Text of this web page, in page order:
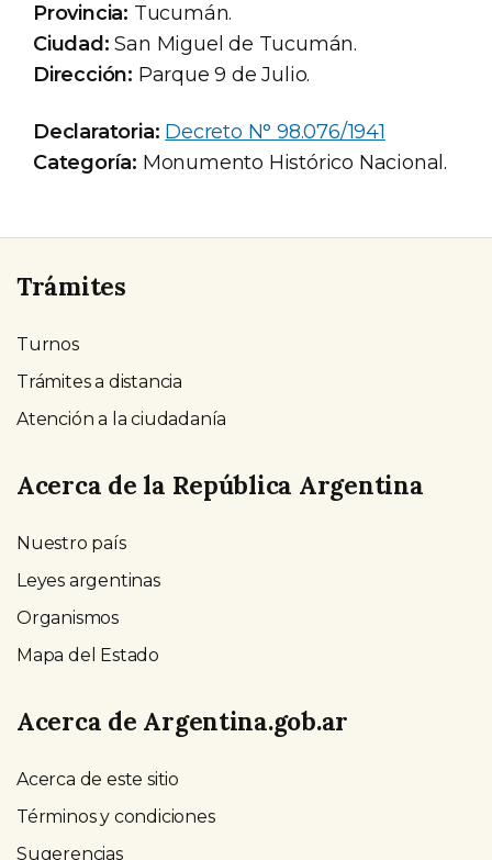
Provincia: Tucumán.
Ciudad: San Miguel de Tucumán.
Dirección: Parque 9 de Julio.
Declaratoria: Decreto N° 98.076/1941
Categoría: Monumento Histórico Nacional.
Trámites
Turnos
Trámites a distancia
Atención a la ciudadanía
Acerca de la República Argentina
Nuestro país
Leyes argentinas
Organismos
Mapa del Estado
Acerca de Argentina.gob.ar
Acerca de este sitio
Términos y condiciones
Sugerencias